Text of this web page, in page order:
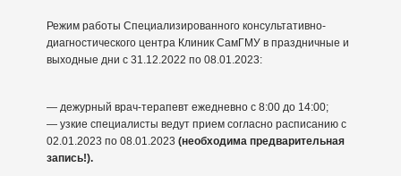
Режим работы Специализированного консультативно-
диагностического центра Клиник СамГМУ в праздничные и
выходные дни с 31.12.2022 по 08.01.2023:
— дежурный врач-терапевт ежедневно с 8:00 до 14:00;
— узкие специалисты ведут прием согласно расписанию с
02.01.2023 по 08.01.2023 (необходима предварительная
запись!).